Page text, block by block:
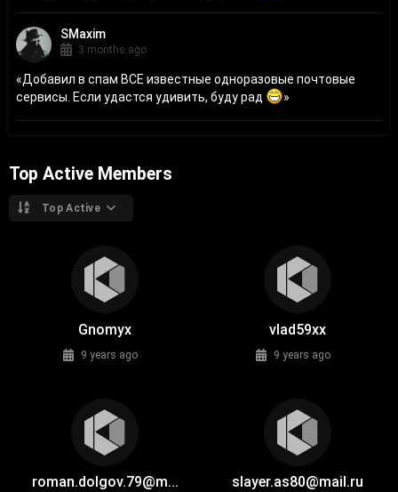
«Добавил в спам ВСЕ известные одноразовые почтовые
сервисы. Если удастся удивить, буду рад
»
SMaxim
3 months ago
Top Active Members
Top Active
Gnomyx
9 years ago
vlad59xx
9 years ago
roman.dolgov.79@m... slayer.as80@mail.ru